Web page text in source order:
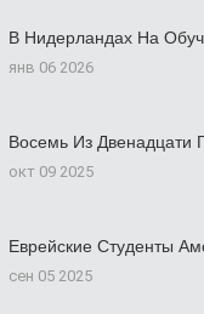
В Нидерландах На
янв 06 2026
Восемь Из Двенадцати
окт 09 2025
Еврейские Студенты
сен 05 2025